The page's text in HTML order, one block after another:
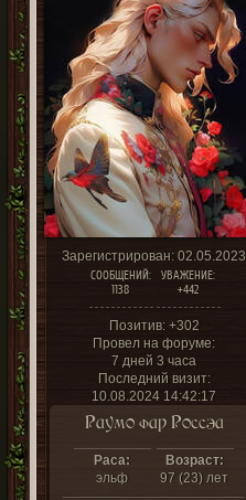
Зарегистрирован: 02.05.2023
СООБЩЕНИЙ:
1138
УВАЖЕНИЕ:
+442
Позитив: +302
Провел на форуме:
7 дней 3 часа
Последний визит:
10.08.2024 14:42:17
Раумо фар Россэа
Раса:
эльф
Возраст:
97 (23) лет